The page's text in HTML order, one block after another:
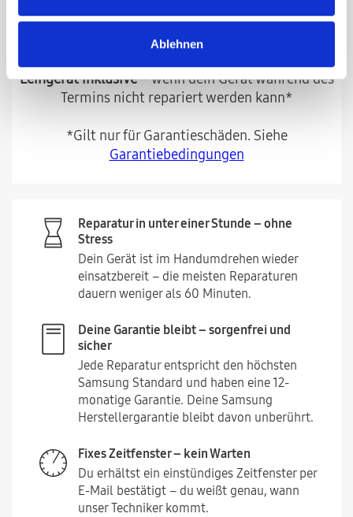
Ablehnen
sowie für alle Galaxy Z Modelle (Flip&Fold)*
Kostenlose Anfahrt zu dir– 20 € Gutschrift auf die
Leihgerät inklusive– wenn dein Gerät während des
Termins nicht repariert werden kann*
*Gilt nur für Garantieschäden. Siehe
Garantiebedingungen
Reparatur in unter einer Stunde – ohne
Stress
Dein Gerät ist im Handumdrehen wieder
einsatzbereit – die meisten Reparaturen
dauern weniger als 60 Minuten.
Deine Garantie bleibt – sorgenfrei und
sicher
Jede Reparatur entspricht den höchsten
Samsung Standard und haben eine 12-
monatige Garantie. Deine Samsung
Herstellergarantie bleibt davon unberührt.
Fixes Zeitfenster – kein Warten
Du erhältst ein einstündiges Zeitfenster per
E-Mail bestätigt – du weißt genau, wann
unser Techniker kommt.